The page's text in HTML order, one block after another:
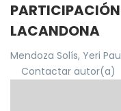
LACANDONA
Mendoza Solís, Yeri
Contactar autor(a)